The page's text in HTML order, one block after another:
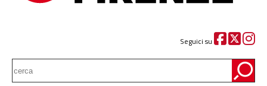
Seguici su